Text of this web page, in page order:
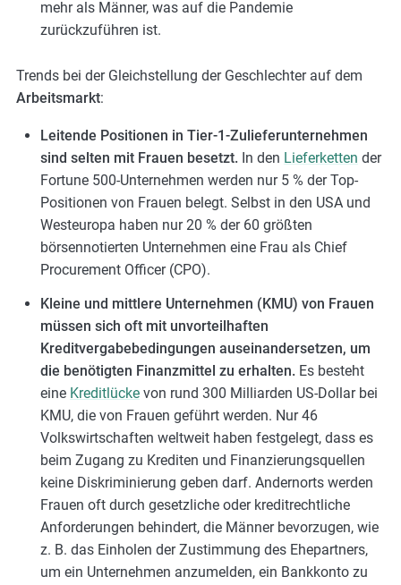
mehr als Männer, was auf die Pandemie
zurückzuführen ist.
Trends bei der Gleichstellung der Geschlechter auf dem
Arbeitsmarkt:
Leitende Positionen in Tier-1-Zulieferunternehmen
sind selten mit Frauen besetzt. In den Lieferketten der
Fortune 500-Unternehmen werden nur 5 % der Top-
Positionen von Frauen belegt. Selbst in den USA und
Westeuropa haben nur 20 % der 60 größten
börsennotierten Unternehmen eine Frau als Chief
Procurement Officer (CPO).
Kleine und mittlere Unternehmen (KMU) von Frauen
müssen sich oft mit unvorteilhaften
Kreditvergabebedingungen auseinandersetzen, um
die benötigten Finanzmittel zu erhalten. Es besteht
eine Kreditlückevon rund 300 Milliarden US-Dollar bei
KMU, die von Frauen geführt werden. Nur 46
Volkswirtschaften weltweit haben festgelegt, dass es
beim Zugang zu Krediten und Finanzierungsquellen
keine Diskriminierung geben darf. Andernorts werden
Frauen oft durch gesetzliche oder kreditrechtliche
Anforderungen behindert, die Männer bevorzugen, wie
z. B. das Einholen der Zustimmung des Ehepartners,
um ein Unternehmen anzumelden, ein Bankkonto zu